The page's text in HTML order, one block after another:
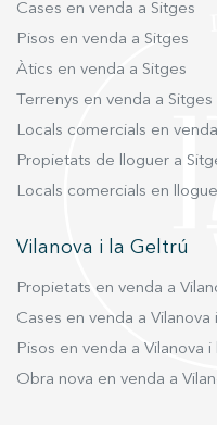
Cases en venda a Sitges
Pisos en venda a Sitges
Àtics en venda a Sitges
Terrenys en venda a Sitges
Locals comercials en
Propietats de lloguer a
Locals comercials en
Vilanova i la Geltrú
Propietats en venda a
Cases en venda a Vilanova
Pisos en venda a Vilanova i
Obra nova en venda a